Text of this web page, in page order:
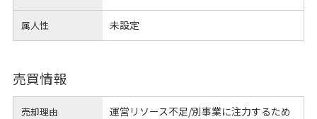
属人性 未設定
売買情報
売却理由 運営リソース不足/別事業に注力するため